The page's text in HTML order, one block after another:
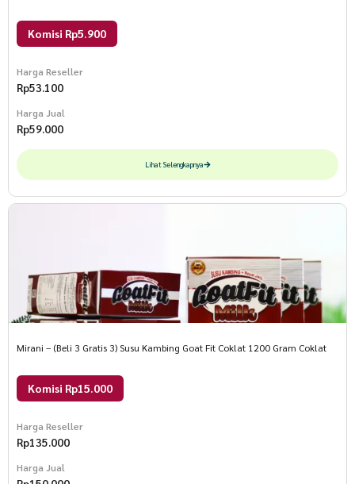
Komisi Rp5.900
Harga Reseller
Rp53.100
Harga Jual
Rp59.000
Lihat Selengkapnya
Mirani – (Beli 3 Gratis 3) Susu Kambing Goat Fit Coklat 1200 Gram Coklat
Komisi Rp15.000
Harga Reseller
Rp135.000
Harga Jual